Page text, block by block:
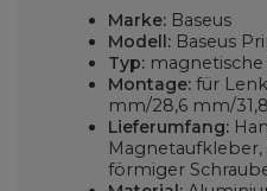
Marke: Baseus
Modell: Baseus
Typ:
Montage: für
mm/28,6 mm/
Lieferumfang:
förmiger